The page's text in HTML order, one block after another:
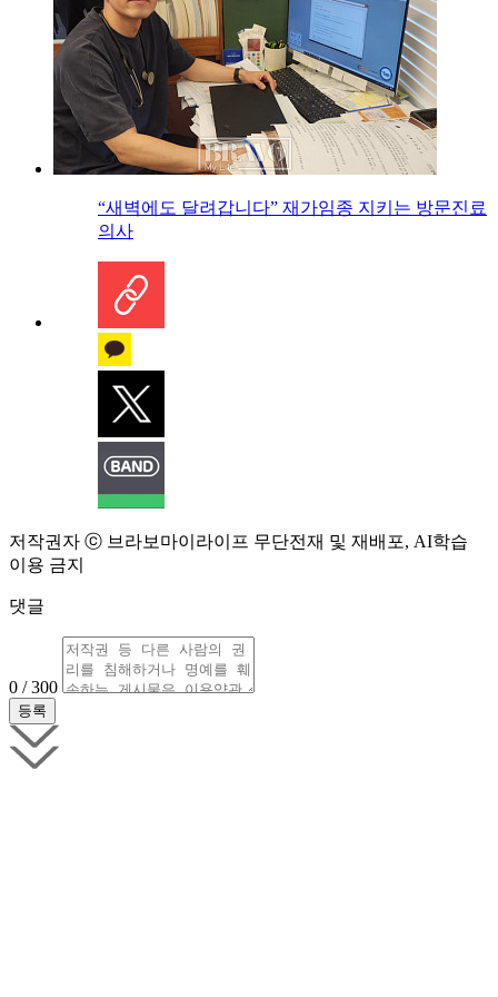
“새벽에도 달려갑니다” 재가임종 지키는 방문진료
의사
저작권자 ⓒ 브라보마이라이프 무단전재 및 재배포, AI학습
이용 금지
댓글
0 / 300